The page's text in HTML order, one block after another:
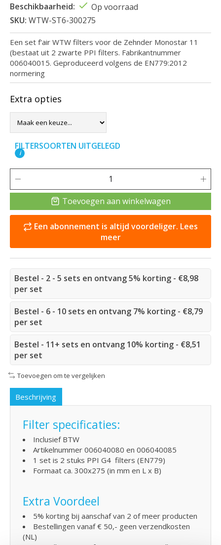
Beschikbaarheid:
Op voorraad
SKU: WTW-ST6-300275
Een set f'air WTW filters voor de Zehnder Monostar 11
(bestaat uit 2 zwarte PPI filters. Fabrikantnummer
006040015. Geproduceerd volgens de EN779:2012
normering
Extra opties
FILTERSOORTEN UITGELEGD
i
Toevoegen aan winkelwagen
Een abonnement is altijd voordeliger. Lees
meer
Bestel - 2 - 5 sets en ontvang 5% korting - €8,98
per set
Bestel - 6 - 10 sets en ontvang 7% korting - €8,79
per set
Bestel - 11+ sets en ontvang 10% korting - €8,51
per set
Toevoegen om te vergelijken
Beschrijving
Filter specificaties:
Inclusief BTW
Artikelnummer 006040080 en 006040085
1 set is 2 stuks PPI G4 filters (EN779)
Formaat ca. 300x275 (in mm en L x B)
Extra Voordeel
5% korting bij aanschaf van 2 of meer producten
Bestellingen vanaf € 50,- geen verzendkosten
(NL)